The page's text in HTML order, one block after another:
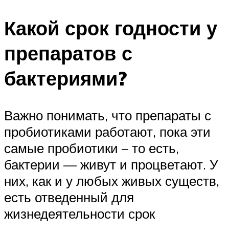
Какой срок годности у
препаратов с
бактериями?
Важно понимать, что препараты с
пробиотиками работают, пока эти
самые пробиотики – то есть,
бактерии — живут и процветают. У
них, как и у любых живых существ,
есть отведенный для
жизнедеятельности срок